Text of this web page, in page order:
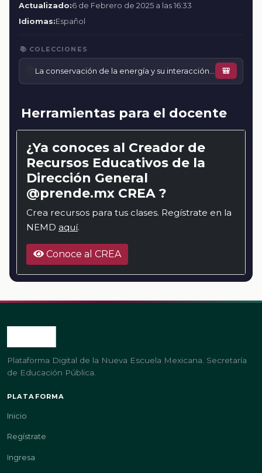
Actualizado:6 de Febrero de 2025 a las 16:33
Idiomas:Español
📚 COLECCIONES
🎒
Herramientas para el docente
¿Ya conoces al Creador de
Recursos Educativos de la
Dirección General
@prende.mx CREA ?
Crea recursos para tus clases. Regístrate en la
NEMD aquí.
Conoce al CREA
Plataforma Digital de la Nueva Escuela Mexicana. Secretaría
de Educación Pública.
PLATAFORMA
Inicio
Regístrate
Ingresa